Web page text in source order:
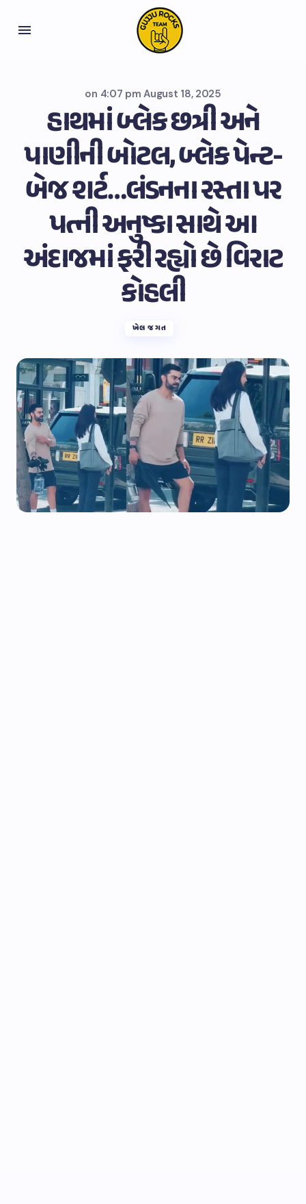
on 4:07 pm August 18, 2025
હાથમાં બ્લેક છત્રી અને
પાણીની બોટલ, બ્લેક પેન્ટ-
બેજ શર્ટ…લંડનના રસ્તા પર
પત્ની અનુષ્કા સાથે આ
અંદાજમાં ફરી રહ્યો છે વિરાટ
કોહલી
ખેલ જગત